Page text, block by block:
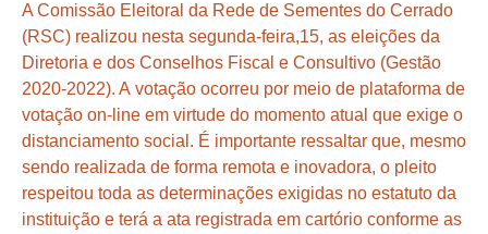
A Comissão Eleitoral da Rede de Sementes do Cerrado
(RSC) realizou nesta segunda-feira,15, as eleições da
Diretoria e dos Conselhos Fiscal e Consultivo (Gestão
2020-2022). A votação ocorreu por meio de plataforma de
votação on-line em virtude do momento atual que exige o
distanciamento social. É importante ressaltar que, mesmo
sendo realizada de forma remota e inovadora, o pleito
respeitou toda as determinações exigidas no estatuto da
instituição e terá a ata registrada em cartório conforme as